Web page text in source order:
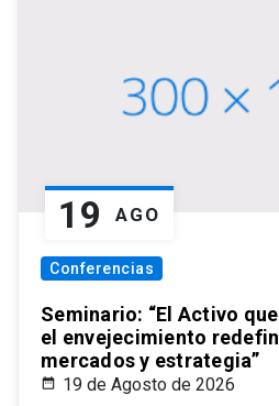
19 AGO
Conferencias
Seminario: “El Activo
el envejecimiento
mercados y estrategia”
19 de Agosto de 2026